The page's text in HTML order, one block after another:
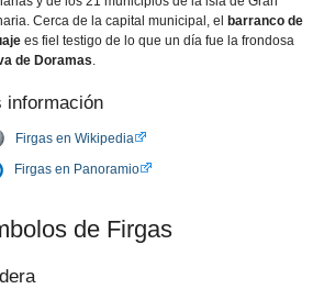
Cerca de la capital municipal, el
barranco de
es fiel testigo de lo que un día fue la frondosa
de Doramas.
información
Firgas en Wikipedia
Firgas en Panoramio
de Firgas